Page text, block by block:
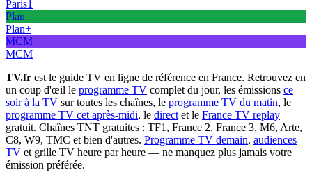
Paris1
Plan
Plan+
MCM
MCM
TV.fr est le guide TV en ligne de référence en France. Retrouvez en
un coup d'œil le programme TV complet du jour, les émissions ce
soir à la TV sur toutes les chaînes, le programme TV du matin, le
programme TV cet après-midi, le direct et le France TV replay
gratuit. Chaînes TNT gratuites : TF1, France 2, France 3, M6, Arte,
C8, W9, TMC et bien d'autres. Programme TV demain, audiences
TV et grille TV heure par heure — ne manquez plus jamais votre
émission préférée.